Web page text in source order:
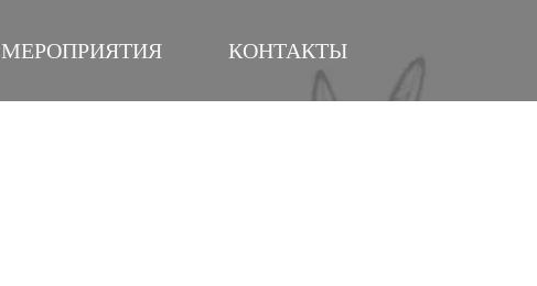
МЕРОПРИЯТИЯ КОНТАКТЫ